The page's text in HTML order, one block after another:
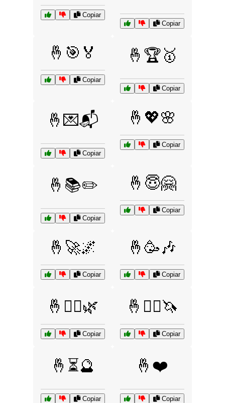
Copiar
Copiar
🤞🎯🏅
Copiar
🤞🏆🥇
Copiar
🤞💌📬
Copiar
🤞💖🌸
Copiar
🤞📚✏️
Copiar
🤞😇🤗
Copiar
🤞🚀🌌
Copiar
🤞🥳🎶
Copiar
🤞🧘‍♀️🌿
Copiar
🤞🧚‍♀️🦄
Copiar
🤞⏳🔮
Copiar
🤞❤️
Copiar